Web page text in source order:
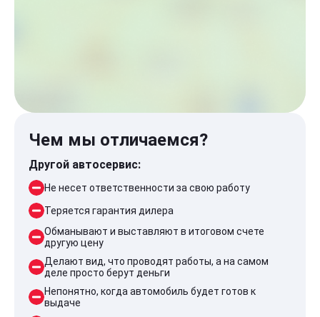
Чем мы отличаемся?
Другой автосервис:
Не несет ответственности за свою работу
Теряется гарантия дилера
Обманывают и выставляют в итоговом счете
другую цену
Делают вид, что проводят работы, а на самом
деле просто берут деньги
Непонятно, когда автомобиль будет готов к
выдаче